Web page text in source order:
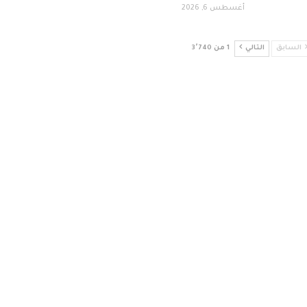
أغسطس 6, 2026
السابق التالي 1 من 3٬740